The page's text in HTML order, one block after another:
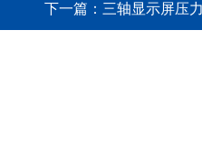
下一篇： 三轴显示屏压